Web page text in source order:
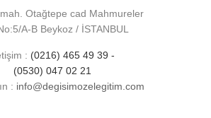
mah. Otağtepe cad Mahmureler
A-B Beykoz / İSTANBUL
: (0216) 465 49 39 -
(0530) 047 02 21
: info@degisimozelegitim.com